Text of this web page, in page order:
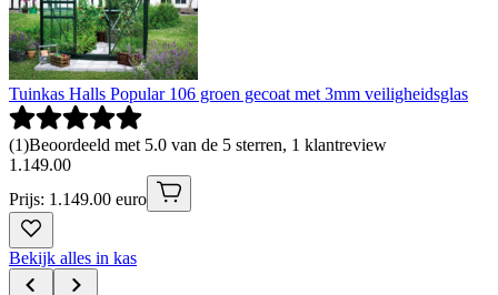
Tuinkas Halls Popular 106 groen gecoat met 3mm veiligheidsglas
(1)Beoordeeld met 5.0 van de 5 sterren, 1 klantreview
1 .149.00
Prijs: 1.149.00 euro
Bekijk alles in kas